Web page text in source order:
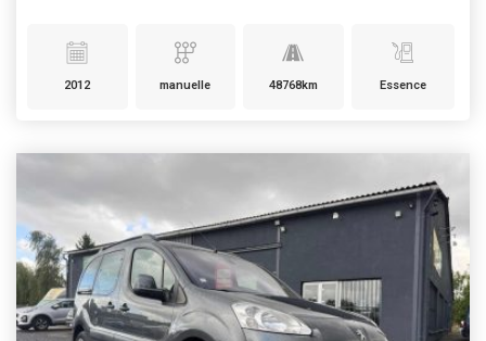
2012 manuelle 48768km Essence